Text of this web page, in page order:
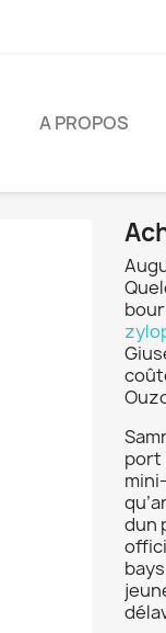
A PROPOS
port
dun